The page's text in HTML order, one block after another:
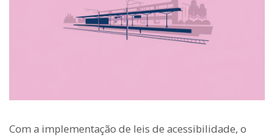
Com a implementação de leis de acessibilidade, o